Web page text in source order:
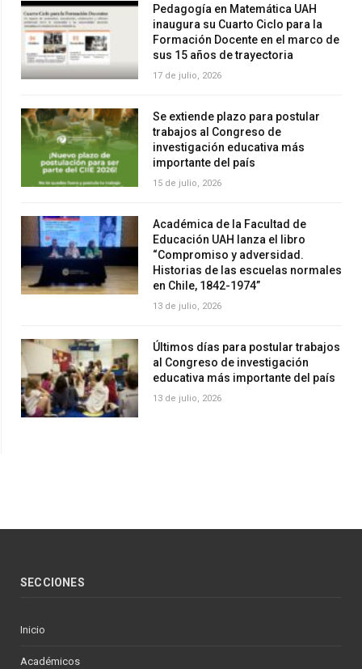
Pedagogía en Matemática UAH
inaugura su Cuarto Ciclo para la
Formación Docente en el marco de
sus 15 años de trayectoria
17 de julio, 2026
Se extiende plazo para postular
trabajos al Congreso de
investigación educativa más
importante del país
15 de julio, 2026
Académica de la Facultad de
Educación UAH lanza el libro
“Compromiso y adversidad.
Historias de las escuelas normales
en Chile, 1842-1974”
13 de julio, 2026
Últimos días para postular trabajos
al Congreso de investigación
educativa más importante del país
13 de julio, 2026
SECCIONES
Inicio
Académicos